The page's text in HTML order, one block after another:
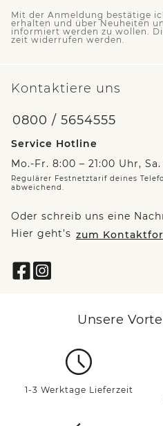
Mit der Anmeldung bestätige
erhalten und über Neuheiten
informiert werden zu wollen.
zeit widerrufen werden.
Kontaktiere uns
0800 / 5654555
Service Hotline
Mo.-Fr. 8:00 – 21:00 Uhr,
Regulärer Festnetztarif deines
abweichend.
Oder schreib uns eine
Hier geht’s zum
Unsere
1-3 Werktage Lieferzeit